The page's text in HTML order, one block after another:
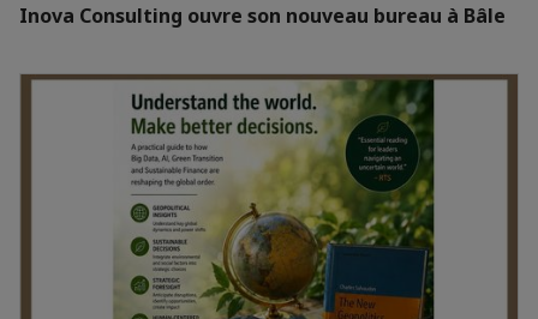
Inova Consulting ouvre son nouveau bureau à Bâle